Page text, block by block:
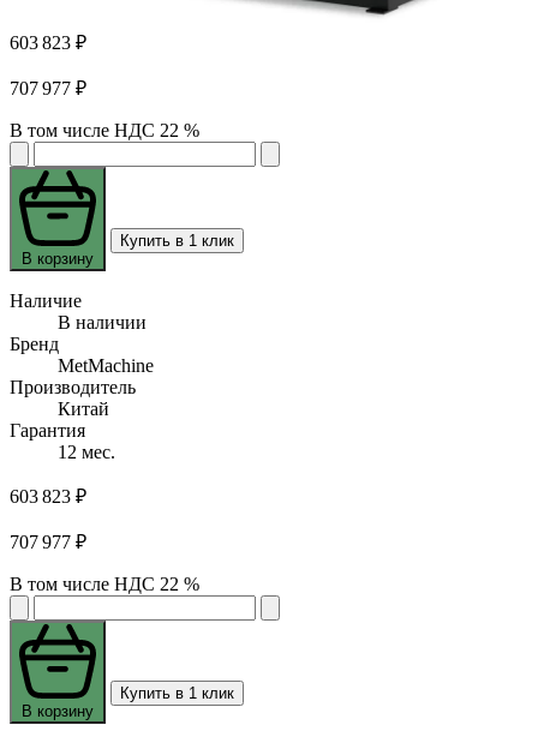
603 823 ₽
707 977 ₽
В том числе НДС 22 %
В корзину
Купить в 1 клик
Наличие
В наличии
Бренд
MetMachine
Производитель
Китай
Гарантия
12 мес.
603 823 ₽
707 977 ₽
В том числе НДС 22 %
В корзину
Купить в 1 клик